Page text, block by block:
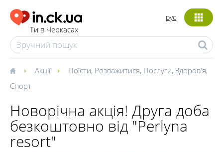
Ти в Черкасах
рус
Акції Поїсти, Розважитися, Послуги, Здоров'я,
Спорт
Новорічна акція! Друга доба
безкоштовно від "Perlyna
resort"